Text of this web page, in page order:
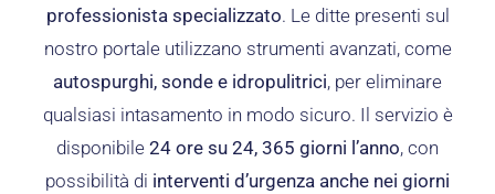
professionista specializzato. Le ditte presenti sul
nostro portale utilizzano strumenti avanzati, come
autospurghi, sonde e idropulitrici, per eliminare
qualsiasi intasamento in modo sicuro. Il servizio è
disponibile 24 ore su 24, 365 giorni l’anno, con
possibilità di interventi d’urgenza anche nei giorni